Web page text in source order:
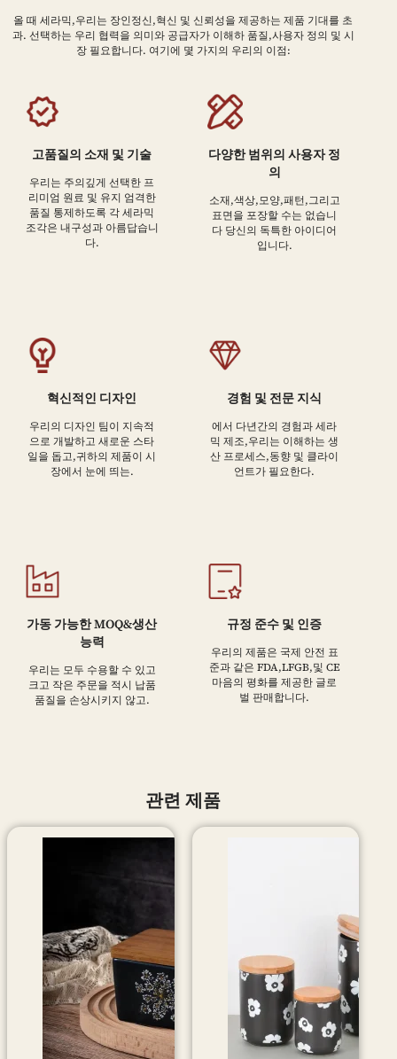
올 때 세라믹,우리는 장인정신,혁신 및 신뢰성을 제공하는 제품 기대를 초
과. 선택하는 우리 협력을 의미와 공급자가 이해하 품질,사용자 정의 및 시
장 필요합니다. 여기에 몇 가지의 우리의 이점:
고품질의 소재 및 기술
우리는 주의깊게 선택한 프
리미엄 원료 및 유지 엄격한
품질 통제하도록 각 세라믹
조각은 내구성과 아름답습니
다.
다양한 범위의 사용자 정
의
소재,색상,모양,패턴,그리고
표면을 포장할 수는 없습니
다 당신의 독특한 아이디어
입니다.
혁신적인 디자인
우리의 디자인 팀이 지속적
으로 개발하고 새로운 스타
일을 돕고,귀하의 제품이 시
장에서 눈에 띄는.
경험 및 전문 지식
에서 다년간의 경험과 세라
믹 제조,우리는 이해하는 생
산 프로세스,동향 및 클라이
언트가 필요한다.
가동 가능한 MOQ&생산
능력
우리는 모두 수용할 수 있고
크고 작은 주문을 적시 납품
품질을 손상시키지 않고.
규정 준수 및 인증
우리의 제품은 국제 안전 표
준과 같은 FDA,LFGB,및 CE
마음의 평화를 제공한 글로
벌 판매합니다.
관련 제품